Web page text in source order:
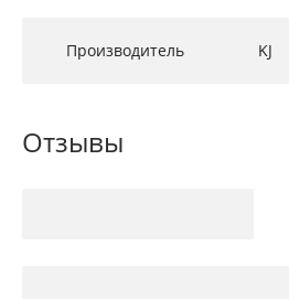
Производитель KJ
Отзывы